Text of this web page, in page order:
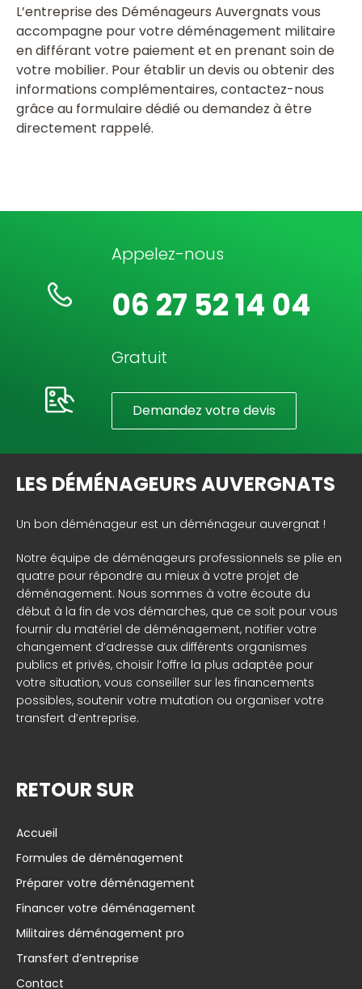
L’entreprise des Déménageurs Auvergnats vous
accompagne pour votre déménagement militaire
en différant votre paiement et en prenant soin de
votre mobilier. Pour établir un devis ou obtenir des
informations complémentaires, contactez-nous
grâce au formulaire dédié ou demandez à être
directement rappelé.
Appelez-nous
06 27 52 14 04
Gratuit
Demandez votre devis
LES DÉMÉNAGEURS AUVERGNATS
Un bon déménageur est un déménageur auvergnat !
Notre équipe de déménageurs professionnels se plie en
quatre pour répondre au mieux à votre projet de
déménagement. Nous sommes à votre écoute du
début à la fin de vos démarches, que ce soit pour vous
fournir du matériel de déménagement, notifier votre
changement d’adresse aux différents organismes
publics et privés, choisir l’offre la plus adaptée pour
votre situation, vous conseiller sur les financements
possibles, soutenir votre mutation ou organiser votre
transfert d’entreprise.
RETOUR SUR
Accueil
Formules de déménagement
Préparer votre déménagement
Financer votre déménagement
Militaires déménagement pro
Transfert d’entreprise
Contact